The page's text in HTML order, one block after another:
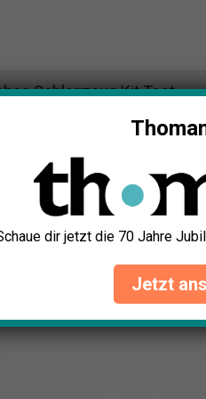
Schlagzeug Kit Test
dir jetzt die 70 Jahre
Jetzt